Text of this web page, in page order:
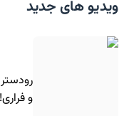
ویدیو های جدید
و فراری!